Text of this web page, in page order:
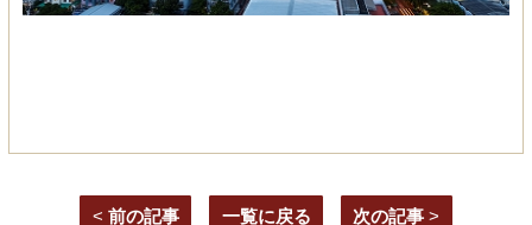
< 前の記事 一覧に戻る 次の記事 >